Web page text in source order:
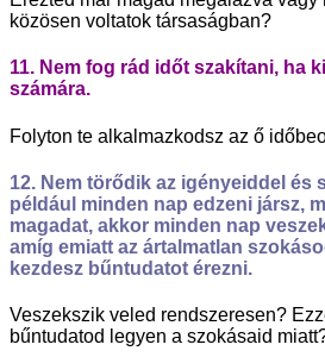
közösen voltatok társaságban?
11. Nem fog rád időt szakítani, ha
számára.
Folyton te alkalmazkodsz az ő
12. Nem törődik az igényeiddel és
például minden nap edzeni jársz,
magadat, akkor minden nap
amíg emiatt az ártalmatlan
kezdesz bűntudatot érezni.
Veszekszik veled rendszeresen?
bűntudatod legyen a szokásaid